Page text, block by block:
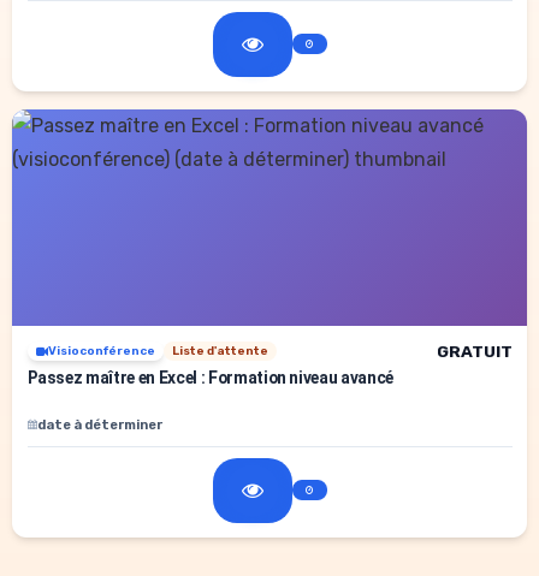
Visioconférence Liste d'attente
GRATUIT
Passez maître en Excel : Formation niveau avancé
date à déterminer